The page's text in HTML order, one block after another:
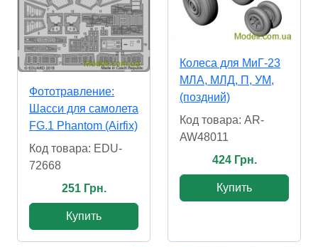
Фототравление:
Шасси для самолета
FG.1 Phantom (Airfix)
Код товара: EDU-
72668
251 Грн.
Купить
Колеса для МиГ-23
МЛА, МЛД, П, УМ,
(поздний)
Код товара: AR-
AW48011
424 Грн.
Купить